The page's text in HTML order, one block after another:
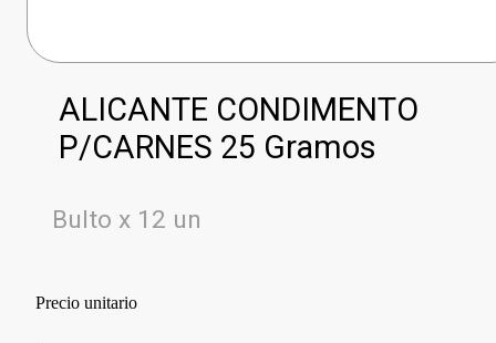
ALICANTE CONDIMENTO
P/CARNES 25 Gramos
Bulto x 12 un
Precio unitario